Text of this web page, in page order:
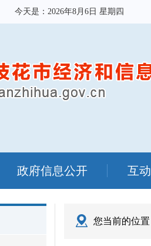
今天是： 2026年8月6日 星期四
政府信息公开 互
您当前的位